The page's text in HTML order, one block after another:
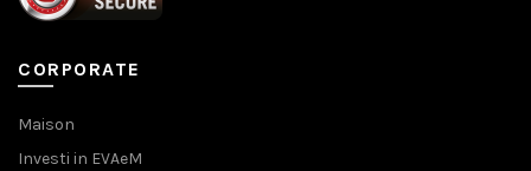
CORPORATE
Maison
Investi in EVAeM